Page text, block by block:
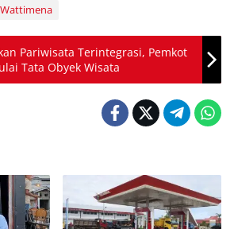
Pariwisata Terintegrasi, Pemkot
Tata Obyek Wisata